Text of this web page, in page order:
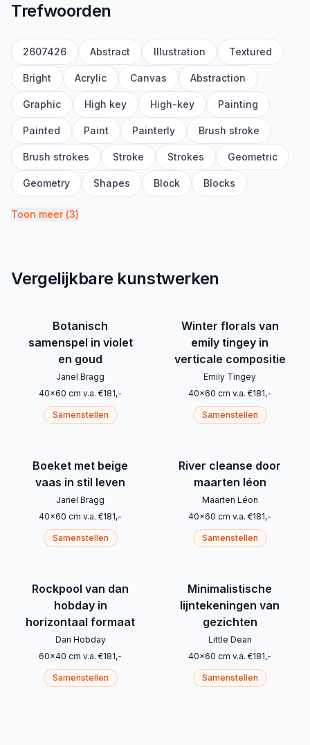
Trefwoorden
2607426 Abstract Illustration Textured
Bright Acrylic Canvas Abstraction
Graphic High key High-key Painting
Painted Paint Painterly Brush stroke
Brush strokes Stroke Strokes Geometric
Geometry Shapes Block Blocks
Toon meer(3)
Vergelijkbare kunstwerken
Botanisch
samenspel in violet
en goud
Janel Bragg
40x60 cm v.a. €181,-
Samenstellen
Winter florals van
emily tingey in
verticale compositie
Emily Tingey
40x60 cm v.a. €181,-
Samenstellen
Boeket met beige
vaas in stil leven
Janel Bragg
40x60 cm v.a. €181,-
Samenstellen
River cleanse door
maarten léon
Maarten Léon
40x60 cm v.a. €181,-
Samenstellen
Rockpool van dan
hobday in
horizontaal formaat
Dan Hobday
60x40 cm v.a. €181,-
Samenstellen
Minimalistische
lijntekeningen van
gezichten
Little Dean
40x60 cm v.a. €181,-
Samenstellen